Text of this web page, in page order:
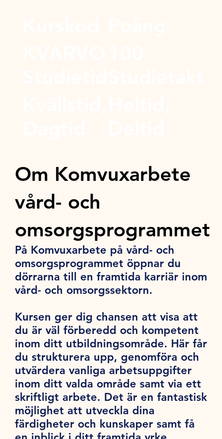
Om Komvuxarbete
vård- och
omsorgsprogrammet
På Komvuxarbete på vård- och
omsorgsprogrammet öppnar du
dörrarna till en framtida karriär inom
vård- och omsorgssektorn.
Kursen ger dig chansen att visa att
du är väl förberedd och kompetent
inom ditt utbildningsområde. Här får
du strukturera upp, genomföra och
utvärdera vanliga arbetsuppgifter
inom ditt valda område samt via ett
skriftligt arbete. Det är en fantastisk
möjlighet att utveckla dina
färdigheter och kunskaper samt få